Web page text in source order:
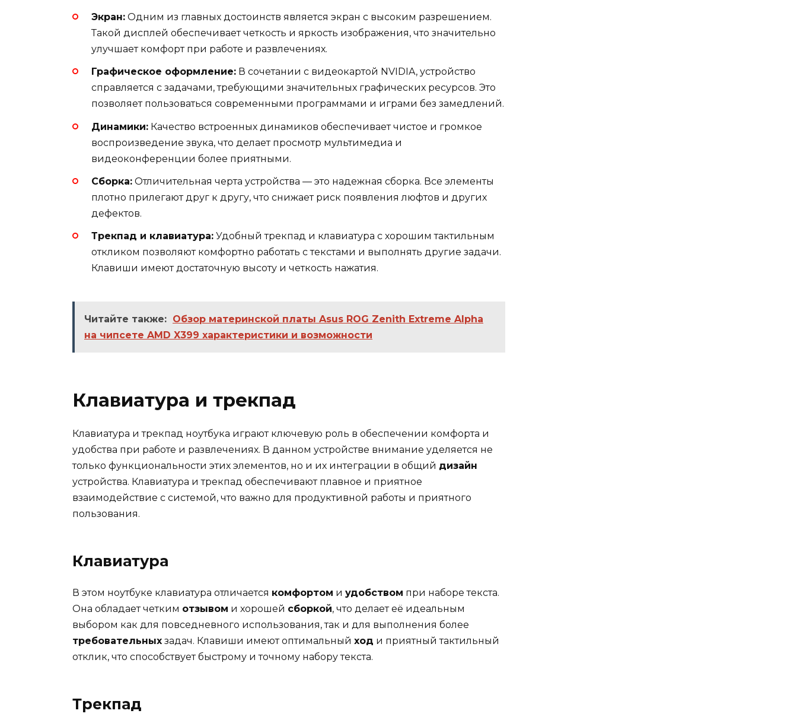
Экран: Одним из главных достоинств является экран с высоким разрешением.
Такой дисплей обеспечивает четкость и яркость изображения, что значительно
улучшает комфорт при работе и развлечениях.
Графическое оформление: В сочетании с видеокартой NVIDIA, устройство
справляется с задачами, требующими значительных графических ресурсов. Это
позволяет пользоваться современными программами и играми без замедлений.
Динамики: Качество встроенных динамиков обеспечивает чистое и громкое
воспроизведение звука, что делает просмотр мультимедиа и
видеоконференции более приятными.
Сборка: Отличительная черта устройства — это надежная сборка. Все элементы
плотно прилегают друг к другу, что снижает риск появления люфтов и других
дефектов.
Трекпад и клавиатура: Удобный трекпад и клавиатура с хорошим тактильным
откликом позволяют комфортно работать с текстами и выполнять другие задачи.
Клавиши имеют достаточную высоту и четкость нажатия.
Читайте также: Обзор материнской платы Asus ROG Zenith Extreme Alpha
на чипсете AMD X399 характеристики и возможности
Клавиатура и трекпад
Клавиатура и трекпад ноутбука играют ключевую роль в обеспечении комфорта и
удобства при работе и развлечениях. В данном устройстве внимание уделяется не
только функциональности этих элементов, но и их интеграции в общий дизайн
устройства. Клавиатура и трекпад обеспечивают плавное и приятное
взаимодействие с системой, что важно для продуктивной работы и приятного
пользования.
Клавиатура
В этом ноутбуке клавиатура отличается комфортом и удобством при наборе текста.
Она обладает четким отзывом и хорошей сборкой, что делает её идеальным
выбором как для повседневного использования, так и для выполнения более
требовательных задач. Клавиши имеют оптимальный ход и приятный тактильный
отклик, что способствует быстрому и точному набору текста.
Трекпад